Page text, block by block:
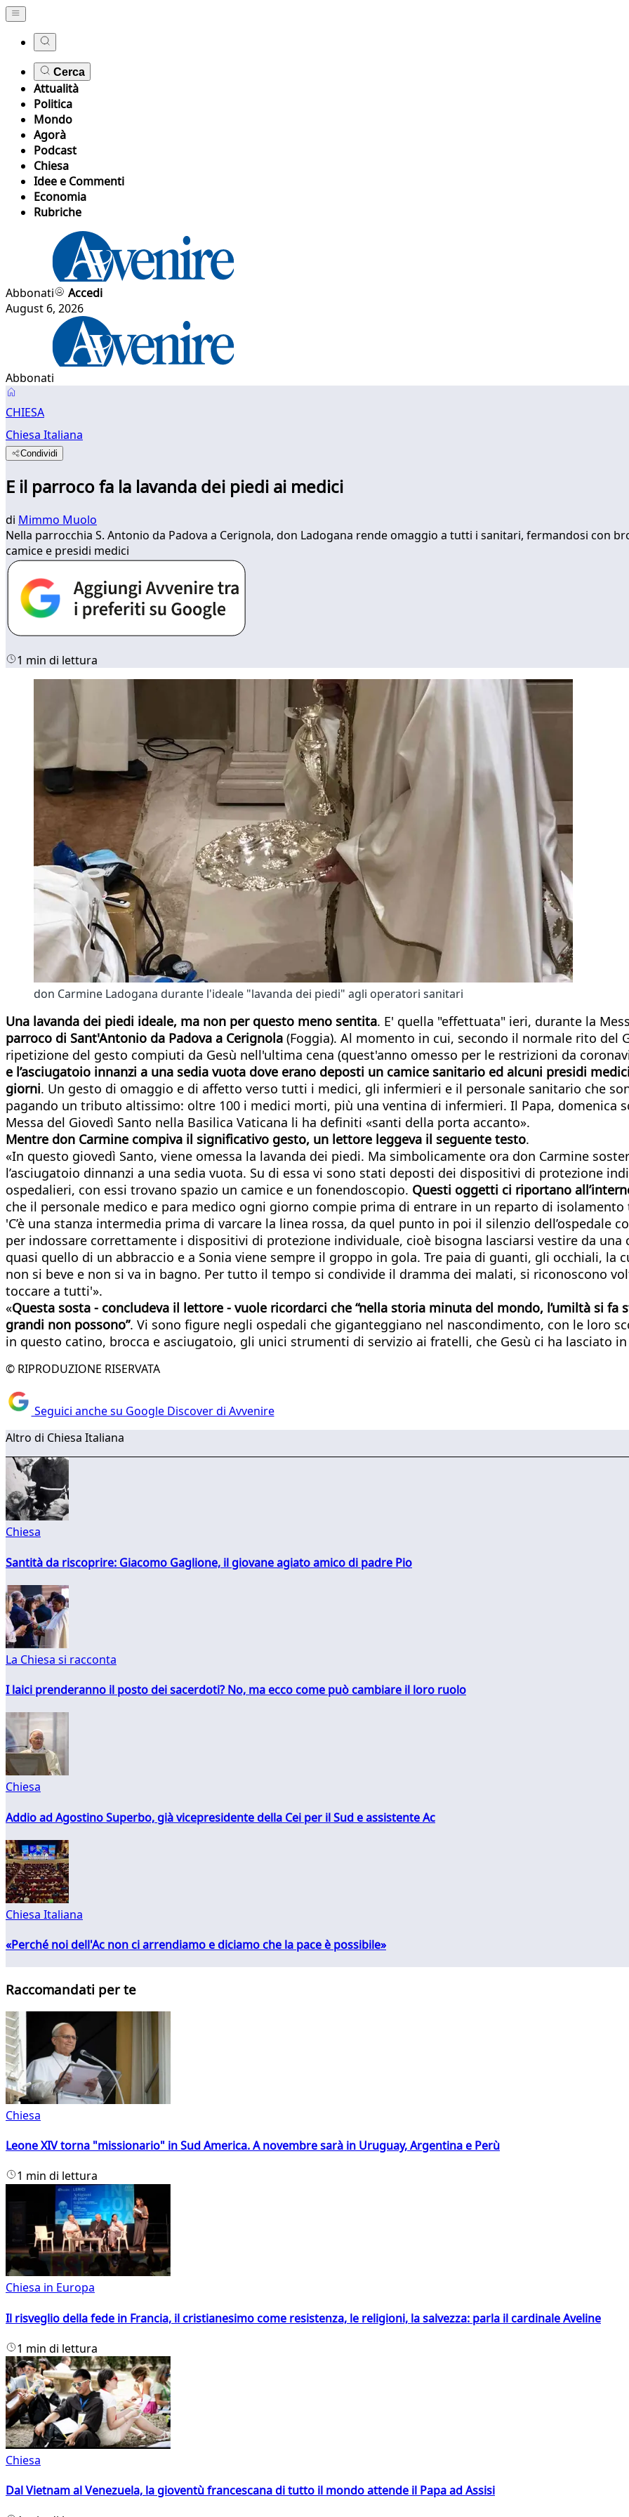
Cerca
Attualità
Politica
Mondo
Agorà
Podcast
Chiesa
Idee e Commenti
Economia
Rubriche
Abbonati
Accedi
August 6, 2026
Abbonati
CHIESA
Chiesa Italiana
Condividi
E il parroco fa la lavanda dei piedi ai medici
di Mimmo Muolo
Nella parrocchia S. Antonio da Padova a Cerignola, don Ladogana rende omaggio a tutti i sanitari, fermandosi con
camice e presidi medici
1 min di lettura
don Carmine Ladogana durante l'ideale "lavanda dei piedi" agli operatori sanitari
Una lavanda dei piedi ideale, ma non per questo meno sentita. E' quella "effettuata" ieri, durante la
parroco di Sant'Antonio da Padova a Cerignola (Foggia). Al momento in cui, secondo il normale rito del
ripetizione del gesto compiuti da Gesù nell'ultima cena (quest'anno omesso per le restrizioni da
e l’asciugatoio innanzi a una sedia vuota dove erano deposti un camice sanitario ed alcuni presidi
giorni. Un gesto di omaggio e di affetto verso tutti i medici, gli infermieri e il personale sanitario che
pagando un tributo altissimo: oltre 100 i medici morti, più una ventina di infermieri. Il Papa, domenica
Messa del Giovedì Santo nella Basilica Vaticana li ha definiti «santi della porta accanto».
Mentre don Carmine compiva il significativo gesto, un lettore leggeva il seguente testo.
«In questo giovedì Santo, viene omessa la lavanda dei piedi. Ma simbolicamente ora don Carmine
l’asciugatoio dinnanzi a una sedia vuota. Su di essa vi sono stati deposti dei dispositivi di protezione
ospedalieri, con essi trovano spazio un camice e un fonendoscopio. Questi oggetti ci riportano
che il personale medico e para medico ogni giorno compie prima di entrare in un reparto di
'C’è una stanza intermedia prima di varcare la linea rossa, da quel punto in poi il silenzio dell’ospedale
per indossare correttamente i dispositivi di protezione individuale, cioè bisogna lasciarsi vestire da una
quasi quello di un abbraccio e a Sonia viene sempre il groppo in gola. Tre paia di guanti, gli occhiali,
non si beve e non si va in bagno. Per tutto il tempo si condivide il dramma dei malati, si riconoscono
toccare a tutti'».
«Questa sosta - concludeva il lettore - vuole ricordarci che “nella storia minuta del mondo, l’umiltà si fa
grandi non possono”. Vi sono figure negli ospedali che giganteggiano nel nascondimento, con le loro
in questo catino, brocca e asciugatoio, gli unici strumenti di servizio ai fratelli, che Gesù ci ha lasciato
© RIPRODUZIONE RISERVATA
Seguici anche su Google Discover di Avvenire
Altro di Chiesa Italiana
Chiesa
Santità da riscoprire: Giacomo Gaglione, il giovane agiato amico di padre Pio
La Chiesa si racconta
I laici prenderanno il posto dei sacerdoti? No, ma ecco come può cambiare il loro ruolo
Chiesa
Addio ad Agostino Superbo, già vicepresidente della Cei per il Sud e assistente Ac
Chiesa Italiana
«Perché noi dell'Ac non ci arrendiamo e diciamo che la pace è possibile»
Raccomandati per te
Chiesa
Leone XIV torna "missionario" in Sud America. A novembre sarà in Uruguay, Argentina e Perù
1 min di lettura
Chiesa in Europa
Il risveglio della fede in Francia, il cristianesimo come resistenza, le religioni, la salvezza: parla il cardinale Aveline
1 min di lettura
Chiesa
Dal Vietnam al Venezuela, la gioventù francescana di tutto il mondo attende il Papa ad Assisi